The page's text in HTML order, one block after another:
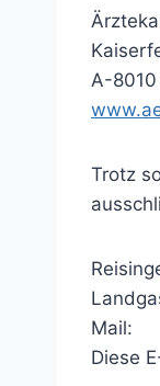
A-8010
Trotz
Mail:
Diese